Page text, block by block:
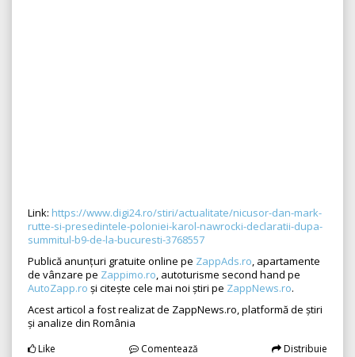
Link: https://www.digi24.ro/stiri/actualitate/nicusor-dan-mark-
rutte-si-presedintele-poloniei-karol-nawrocki-declaratii-dupa-
summitul-b9-de-la-bucuresti-3768557
Publică anunțuri gratuite online pe ZappAds.ro, apartamente
de vânzare pe Zappimo.ro, autoturisme second hand pe
AutoZapp.ro și citește cele mai noi știri pe ZappNews.ro.
Acest articol a fost realizat de ZappNews.ro, platformă de știri
și analize din România
Like Comentează Distribuie